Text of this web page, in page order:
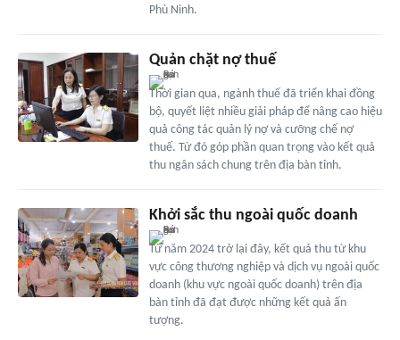
Phù Ninh.
Quản chặt nợ thuế
Thời gian qua, ngành thuế đã triển khai đồng
bộ, quyết liệt nhiều giải pháp để nâng cao hiệu
quả công tác quản lý nợ và cưỡng chế nợ
thuế. Từ đó góp phần quan trọng vào kết quả
thu ngân sách chung trên địa bàn tỉnh.
Khởi sắc thu ngoài quốc doanh
Từ năm 2024 trở lại đây, kết quả thu từ khu
vực công thương nghiệp và dịch vụ ngoài quốc
doanh (khu vực ngoài quốc doanh) trên địa
bàn tỉnh đã đạt được những kết quả ấn
tượng.